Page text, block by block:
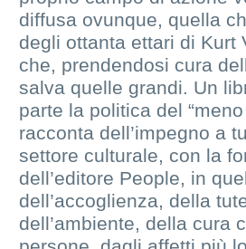
diffusa ovunque, quella
degli ottanta ettari di Kurt
che, prendendosi cura
salva quelle grandi. Un
parte la politica del
racconta dell’impegno a
settore culturale, con la
dell’editore People, in
dell’accoglienza, della
dell’ambiente, della cura